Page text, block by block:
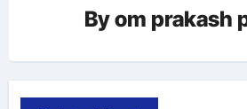
Byom prakash